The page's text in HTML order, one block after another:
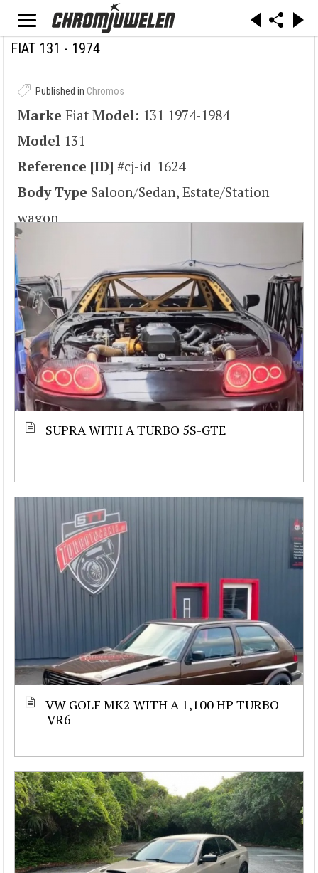
„Fiat 131S 1600 Mirafiori Jasło (2)“ von Pitak - Eigenes Werk. Lizenziert unter CC BY-SA 3.0
https://commons.wikimedia.org/wiki/File:Fiat_131S_1600_Mirafiori_Jas%C5%82o_(2).JPG#/
FIAT 131 - 1974
Published in Chromos
Marke Fiat Model: 131 1974-1984
Model 131
Reference [ID] #cj-id_1624
Body Type Saloon/Sedan, Estate/Station
wagon
SUPRA WITH A TURBO 5S-GTE
VW GOLF MK2 WITH A 1,100 HP TURBO
VR6